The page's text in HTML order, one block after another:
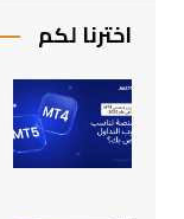
اخترنا لكم